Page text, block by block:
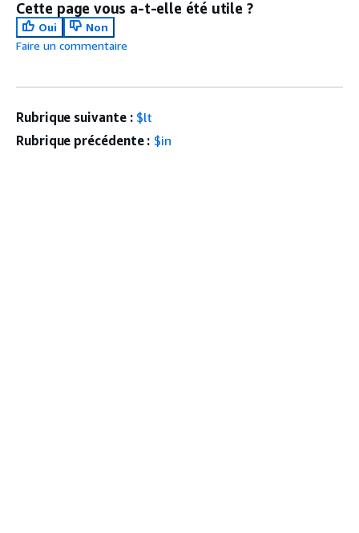
Cette page vous a-t-elle été utile ?
Oui
Non
Faire un commentaire
Rubrique suivante : $lt
Rubrique précédente : $in